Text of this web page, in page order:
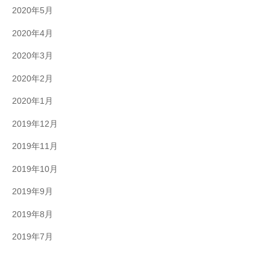
2020年5月
2020年4月
2020年3月
2020年2月
2020年1月
2019年12月
2019年11月
2019年10月
2019年9月
2019年8月
2019年7月